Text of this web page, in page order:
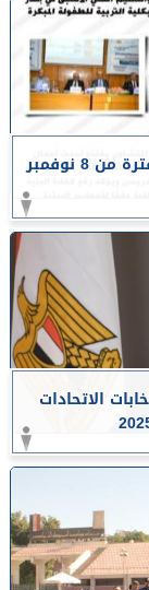
أبرز أخبار جامعة أسيوط خلال أسبوع في الفترة من 8 نوفمبر
الاتحادات